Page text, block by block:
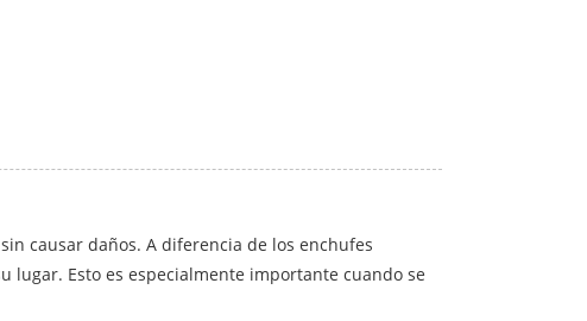
causar daños. A diferencia de los enchufes
Esto es especialmente importante cuando se